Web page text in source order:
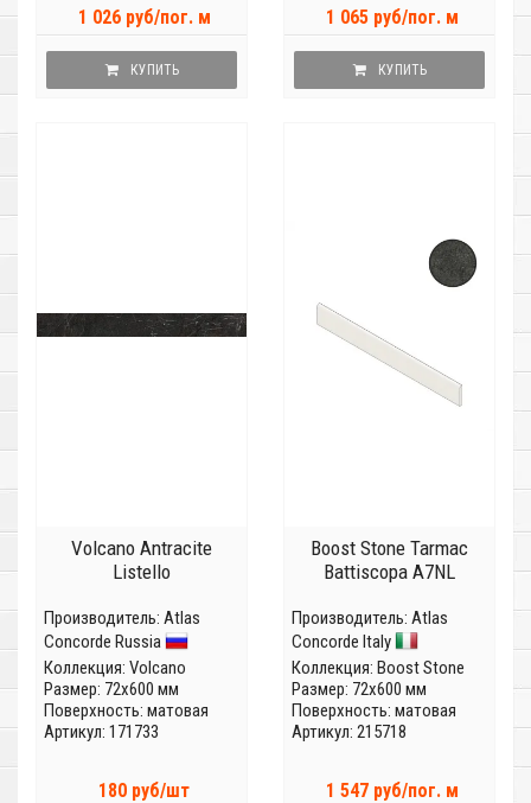
1 026 руб/пог. м
КУПИТЬ
1 065 руб/пог. м
КУПИТЬ
Volcano Antracite
Listello
Производитель: Atlas
Concorde Russia
Коллекция: Volcano
Размер: 72x600 мм
Поверхность: матовая
Артикул: 171733
180 руб/шт
Boost Stone Tarmac
Battiscopa A7NL
Производитель: Atlas
Concorde Italy
Коллекция: Boost Stone
Размер: 72x600 мм
Поверхность: матовая
Артикул: 215718
1 547 руб/пог. м